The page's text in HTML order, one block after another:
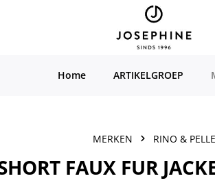
Home ARTIKELGROEP
MERKEN RINO & PELLE
FAUX FUR